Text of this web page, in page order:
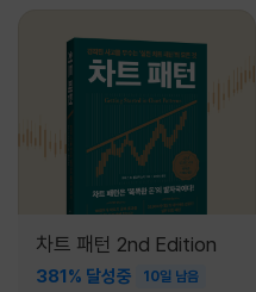
차트 패턴 2nd Edition
381% 달성중 10일 남음